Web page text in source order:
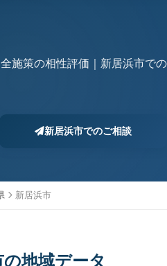
施策の相性評価｜新居浜市での
新居浜市でのご相談
新居浜市
地域データ